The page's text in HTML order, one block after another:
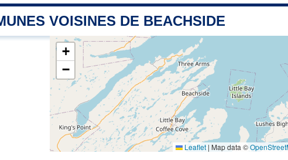
VOISINES DE BEACHSIDE
+
−
Leaflet | Map data ©